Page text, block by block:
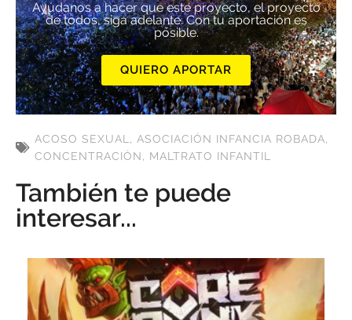
Ayúdanos a hacer que este proyecto, el proyecto
de todos, siga adelante. Con tu aportación es
posible.
QUIERO APORTAR
ACOSO SEXUAL , ASOCIACIÓN INFANCIA ROBADA,
CONCENTRACIÓN, MALTRATO INFANTIL
También te puede
interesar...